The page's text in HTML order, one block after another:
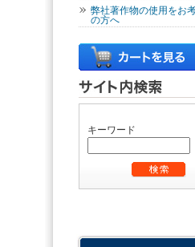
弊社著作物の使用をお
の方へ
キーワード